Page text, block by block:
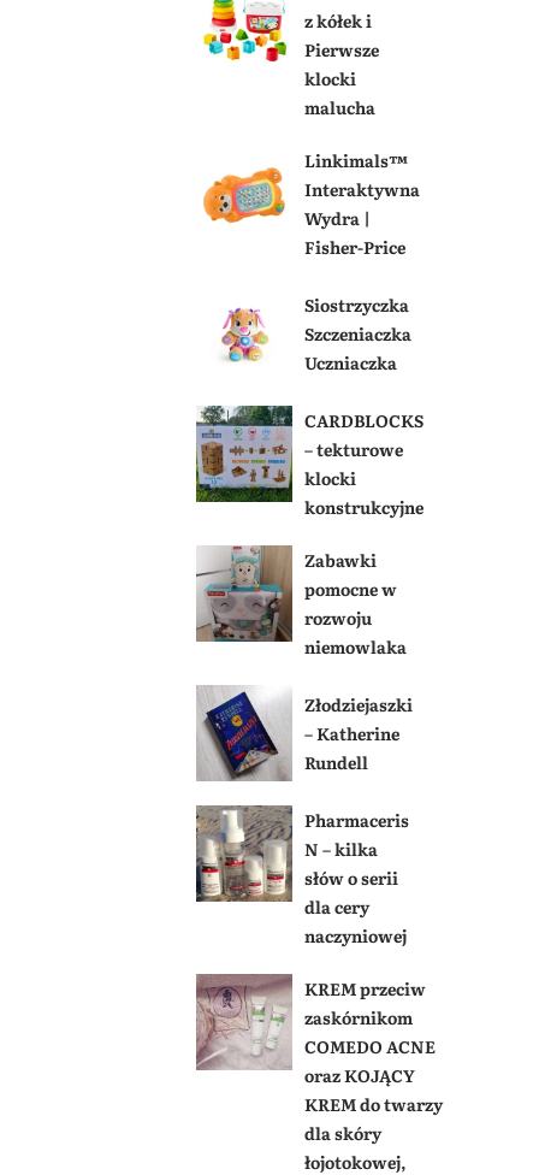
z kółek i
Pierwsze
klocki
malucha
Linkimals™
Interaktywna
Wydra |
Fisher-Price
Siostrzyczka
Szczeniaczka
Uczniaczka
CARDBLOCKS
– tekturowe
klocki
konstrukcyjne
Zabawki
pomocne w
rozwoju
niemowlaka
Złodziejaszki
– Katherine
Rundell
Pharmaceris
N – kilka
słów o serii
dla cery
naczyniowej
KREM przeciw
zaskórnikom
COMEDO ACNE
oraz KOJĄCY
KREM do twarzy
dla skóry
łojotokowej,